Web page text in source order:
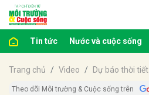
Tin tức Nước và cuộc sống
Trang chủ Video Dự báo thời tiết
Theo dõi Môi trường & Cuộc sống trên